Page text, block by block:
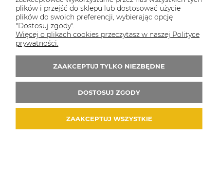
COULEUR CARAMEL
Zapraszamy do kontaktu od poniedziałku do
piątku w godzinach 8:00 - 16:00
plików i przejść do sklepu lub dostosować użycie
plików do swoich preferencji, wybierając opcję
"Dostosuj zgody".
Więcej o plikach cookies przeczytasz w naszej Polityce
prywatności.
ZAAKCEPTUJ TYLKO NIEZBĘDNE
DOSTOSUJ ZGODY
ZAAKCEPTUJ WSZYSTKIE